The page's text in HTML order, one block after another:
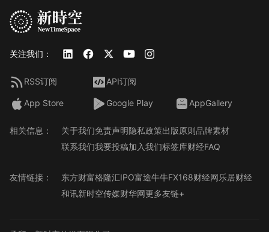
关注我们：
RSS订阅 API订阅
App Store Google Play AppGallery
相关信息： 关于我们免责声明隐私政策出版原则品牌素材
联系我们我要投稿加入我们标签库财经FAQ
友情链接： 东方财富格隆汇IPO富途牛牛FX168财经网乐居财经
和讯新时空传媒财华网更多友链+